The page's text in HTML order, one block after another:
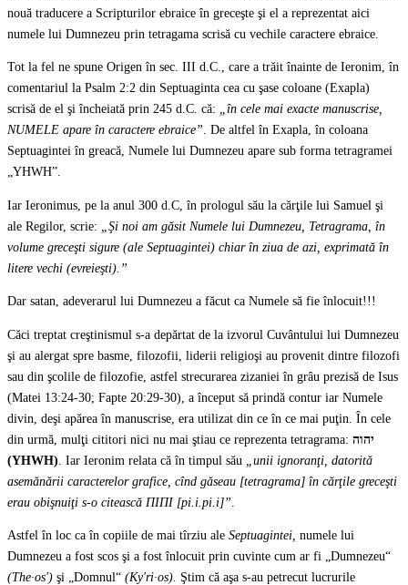
nouă traducere a Scripturilor ebraice în greceşte şi el a reprezentat aici
numele lui Dumnezeu prin tetragama scrisă cu vechile caractere ebraice.
Tot la fel ne spune Origen în sec. III d.C., care a trăit înainte de Ieronim, în
comentariul la Psalm 2:2 din Septuaginta cea cu şase coloane (Exapla)
scrisă de el şi încheiată prin 245 d.C. că: „în cele mai exacte manuscrise,
NUMELE apare în caractere ebraice”. De altfel în Exapla, în coloana
Septuagintei în greacă, Numele lui Dumnezeu apare sub forma tetragramei
„YHWH”.
Iar Ieronimus, pe la anul 300 d.C, în prologul său la cărţile lui Samuel şi
ale Regilor, scrie:
„Şi noi am găsit Numele lui Dumnezeu, Tetragrama, în
volume greceşti sigure (ale Septuagintei) chiar în ziua de azi, exprimată în
litere vechi (evreieşti).”
Dar satan, adeverarul lui Dumnezeu a făcut ca Numele să fie înlocuit!!!
Căci treptat creştinismul s-a depărtat de la izvorul Cuvântului lui Dumnezeu
şi au alergat spre basme, filozofii, liderii religioşi au provenit dintre filozofi
sau din şcolile de filozofie, astfel strecurarea zizaniei în grâu prezisă de Isus
(Matei 13:24-30; Fapte 20:29-30), a început să prindă contur iar Numele
divin, deşi apărea în manuscrise, era utilizat din ce în ce mai puţin. În cele
din urmă, mulţi cititori nici nu mai ştiau ce reprezenta tetragrama:
(YHWH) . Iar Ieronim relata că în timpul său
„unii ignoranţi, datorită
asemănării caracterelor grafice, cînd găseau [tetragrama] în cărţile greceşti
erau obişnuiţi s-o citească ΠΙΠΙ [pi.i.pi.i]”
Astfel în loc ca în copiile de mai tîrziu ale Septuagintei, numele lui
Dumnezeu a fost scos şi a fost înlocuit prin cuvinte cum ar fi „Dumnezeu“
(The·os′) şi „Domnul“ (Ky′ri·os). Ştim că aşa s-au petrecut lucrurile